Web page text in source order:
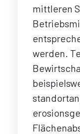
mittleren
werden.